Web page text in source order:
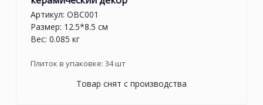
Артикул: OBC001
Размер: 12.5*8.5 см
Вес: 0.085 кг
Плиток в упаковке: 34шт
Товар снят с производства